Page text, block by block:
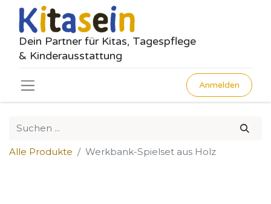
Dein Partner für Kitas, Tagespflege
& Kinderausstattung
Anmelden
Alle Produkte Werkbank-Spielset aus Holz